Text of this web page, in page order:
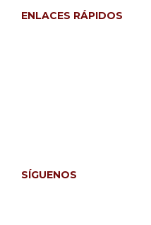
ENLACES RÁPIDOS
SÍGUENOS